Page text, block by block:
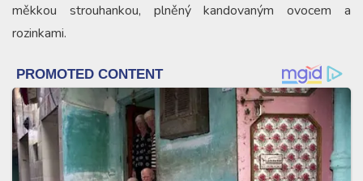
měkkou strouhankou, plněný kandovaným ovocem a
rozinkami.